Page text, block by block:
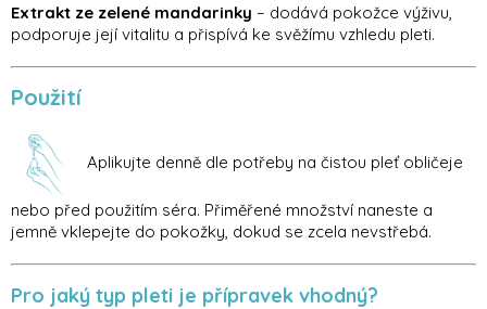
Extrakt ze zelené mandarinky – dodává pokožce výživu,
podporuje její vitalitu a přispívá ke svěžímu vzhledu pleti.
Použití
Aplikujte denně dle potřeby na čistou pleť obličeje
nebo před použitím séra. Přiměřené množství naneste a
jemně vklepejte do pokožky, dokud se zcela nevstřebá.
Pro jaký typ pleti je přípravek vhodný?